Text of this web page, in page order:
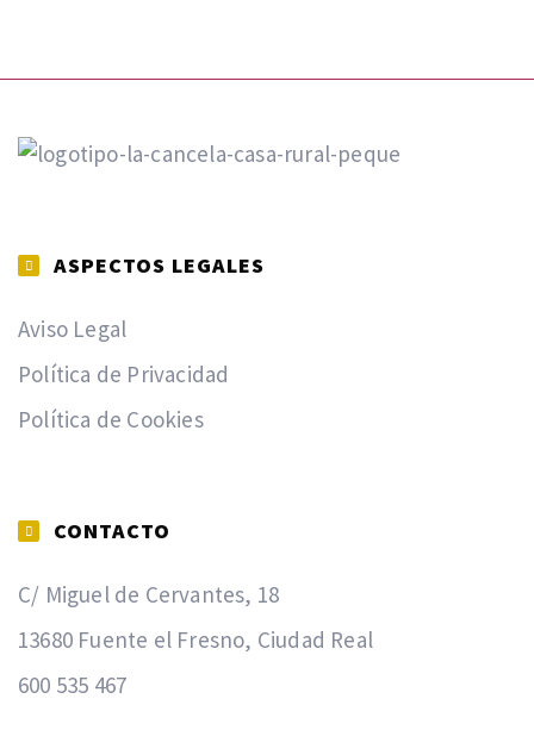
ASPECTOS LEGALES
Aviso Legal
Política de Privacidad
Política de Cookies
CONTACTO
C/ Miguel de Cervantes, 18
13680 Fuente el Fresno, Ciudad Real
600 535 467